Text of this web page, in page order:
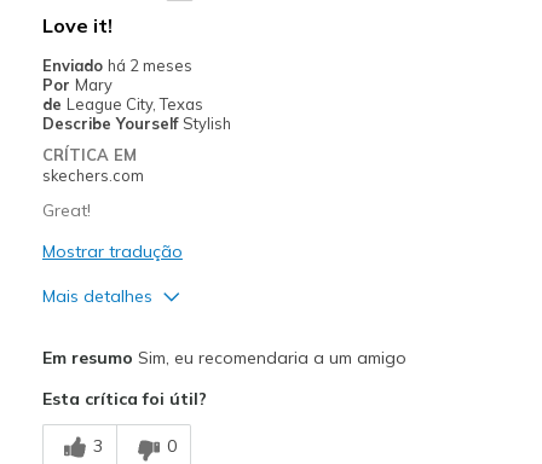
Width
Feels true to width
Sizing
Feels full size too big
View On Shoes
Love it!
Enviado há 2 meses
Por Mary
de League City, Texas
Describe Yourself Stylish
CRÍTICA EM
skechers.com
Great!
Mostrar tradução
Mais detalhes
Breathe Well
Em resumo Sim, eu recomendaria a um amigo
Esta crítica foi útil?
3 0